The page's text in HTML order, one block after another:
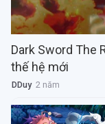
Dark Sword The
thế hệ mới
DDuy2 năm